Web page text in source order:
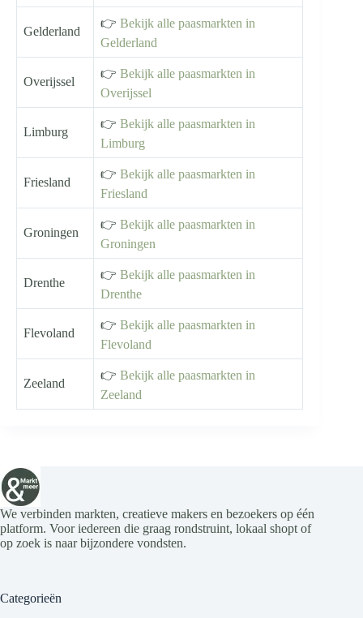
Gelderland
👉 Bekijk alle paasmarkten in
Gelderland
Overijssel
👉 Bekijk alle paasmarkten in
Overijssel
Limburg
👉 Bekijk alle paasmarkten in
Limburg
Friesland
👉 Bekijk alle paasmarkten in
Friesland
Groningen
👉 Bekijk alle paasmarkten in
Groningen
Drenthe
👉 Bekijk alle paasmarkten in
Drenthe
Flevoland
👉 Bekijk alle paasmarkten in
Flevoland
Zeeland
👉 Bekijk alle paasmarkten in
Zeeland
We verbinden markten, creatieve makers en bezoekers op één
platform. Voor iedereen die graag rondstruint, lokaal shopt of
op zoek is naar bijzondere vondsten.
Categorieën